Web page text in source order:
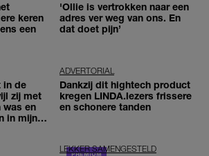
keren
een
'Ollie is vertrokken naar een
adres ver weg van ons. En
dat doet pijn’
in de
zij met
was en
in mijn
ADVERTORIAL
Dankzij dit hightech product
kregen LINDA.lezers frissere
en schonere tanden
LEKKER SAMENGESTELD